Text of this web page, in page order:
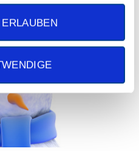
hat der starke Wind dazu
Schnee einge...